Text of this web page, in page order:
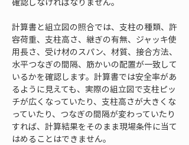
計算書と組立図の照合では、支柱の種類、許
容荷重、支柱高さ、継ぎの有無、ジャッキ使
用長さ、受け材のスパン、材質、接合方法、
水平つなぎの間隔、筋かいの配置が一致して
いるかを確認します。計算書では安全率があ
るように見えても、実際の組立図で支柱ピッ
チが広くなっていたり、支柱高さが大きくな
っていたり、つなぎの間隔が変わっていたり
すれば、計算結果をそのまま現場条件に当て
はめることはできません。